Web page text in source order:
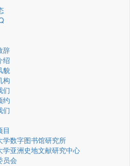
辞
绍
貌
构
们
约
们
目
学数字图书馆研究所
学亚洲史地文献研究中心
员会